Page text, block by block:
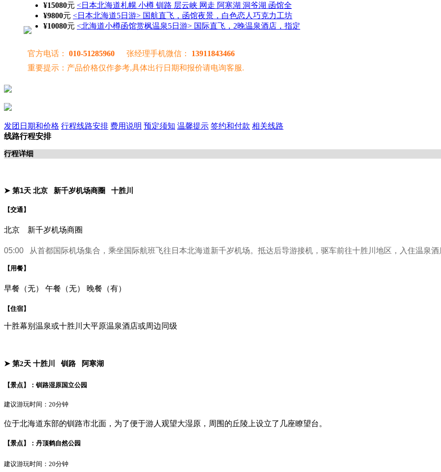
¥15080元 <日本北海道札幌 小樽 钏路 层云峡 网走 阿寒湖 洞爷湖 函馆全
¥9800元 <日本北海道5日游> 国航直飞，函馆夜景，白色恋人巧克力工坊
¥10080元 <北海道小樽函馆赏枫温泉5日游> 国际直飞，2晚温泉酒店，指定
官方电话： 010-51285960 张经理手机微信：
13911843466
重要提示：产品价格仅作参考,具体出行日期和报价请电询客服.
发团日期和价格 行程线路安排 费用说明 预定须知 温馨提示 签约和付款 相关线路
线路行程安排
行程详细
➤ 第1天 北京 新千岁机场商圈 十胜川
【交通】
北京 新千岁机场商圈
05:00 从首都国际机场集合，乘坐国际航班飞往日本北海道新千岁机场。抵达后导游接机，驱车前往十胜川地区，入住温泉酒
【用餐】
早餐（无） 午餐（无） 晚餐（有）
【住宿】
十胜幕别温泉或十胜川大平原温泉酒店或周边同级
➤ 第2天 十胜川 钏路 阿寒湖
【景点】： 钏路湿原国立公园
建议游玩时间：20分钟
位于北海道东部的钏路市北面，为了便于游人观望大湿原，周围的丘陵上设立了几座瞭望台。
【景点】： 丹顶鹤自然公园
建议游玩时间：20分钟